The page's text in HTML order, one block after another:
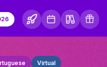
Virtual